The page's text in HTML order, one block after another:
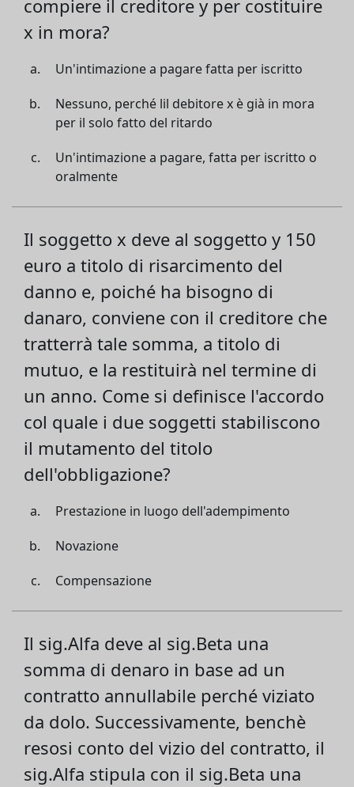
compiere il creditore y per costituire
x in mora?
Un'intimazione a pagare fatta per iscritto
Nessuno, perché lil debitore x è già in mora
per il solo fatto del ritardo
Un'intimazione a pagare, fatta per iscritto o
oralmente
Il soggetto x deve al soggetto y 150
euro a titolo di risarcimento del
danno e, poiché ha bisogno di
danaro, conviene con il creditore che
tratterrà tale somma, a titolo di
mutuo, e la restituirà nel termine di
un anno. Come si definisce l'accordo
col quale i due soggetti stabiliscono
il mutamento del titolo
dell'obbligazione?
Prestazione in luogo dell'adempimento
Novazione
Compensazione
Il sig.Alfa deve al sig.Beta una
somma di denaro in base ad un
contratto annullabile perché viziato
da dolo. Successivamente, benchè
resosi conto del vizio del contratto, il
sig.Alfa stipula con il sig.Beta una